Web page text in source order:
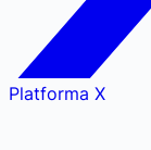
Platforma X